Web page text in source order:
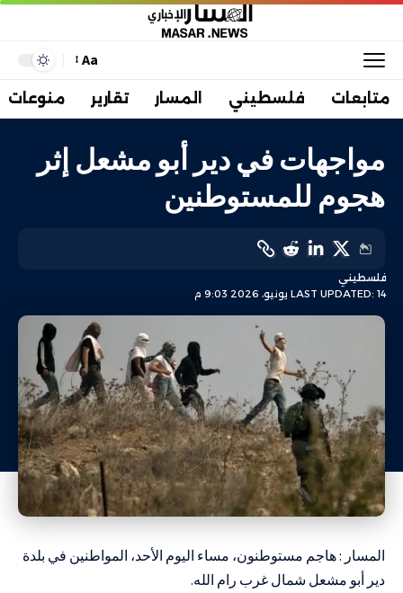
Aa
متابعات فلسطيني المسار تقارير منوعات
مواجهات في دير أبو مشعل إثر
هجوم للمستوطنين
LAST UPDATED: 14 يونيو، 2026 9:03 م
فلسطيني
المسار : هاجم مستوطنون، مساء اليوم الأحد، المواطنين في بلدة
دير أبو مشعل شمال غرب رام الله.